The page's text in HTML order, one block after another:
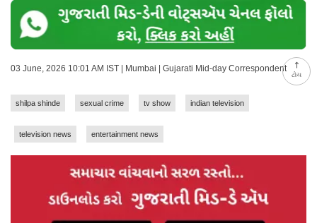
ટોચ
03 June, 2026 10:01 AM IST | Mumbai | Gujarati Mid-day Correspondent
shilpa shinde sexual crime tv show indian television
television news entertainment news